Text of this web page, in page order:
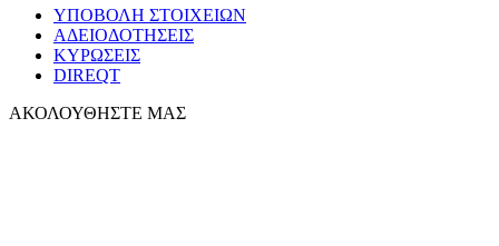
ΥΠΟΒΟΛΗ ΣΤΟΙΧΕΙΩΝ
ΑΔΕΙΟΔΟΤΗΣΕΙΣ
ΚΥΡΩΣΕΙΣ
DIREQT
ΑΚΟΛΟΥΘΗΣΤΕ ΜΑΣ